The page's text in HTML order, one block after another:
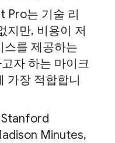
Pro는 기술 리
지만, 비용이 저
스를 제공하는
자 하는 마이크
가장 적합합니
Stanford
Minutes,